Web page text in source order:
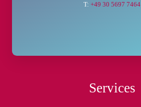
T: +49 30 5697 7464
Services